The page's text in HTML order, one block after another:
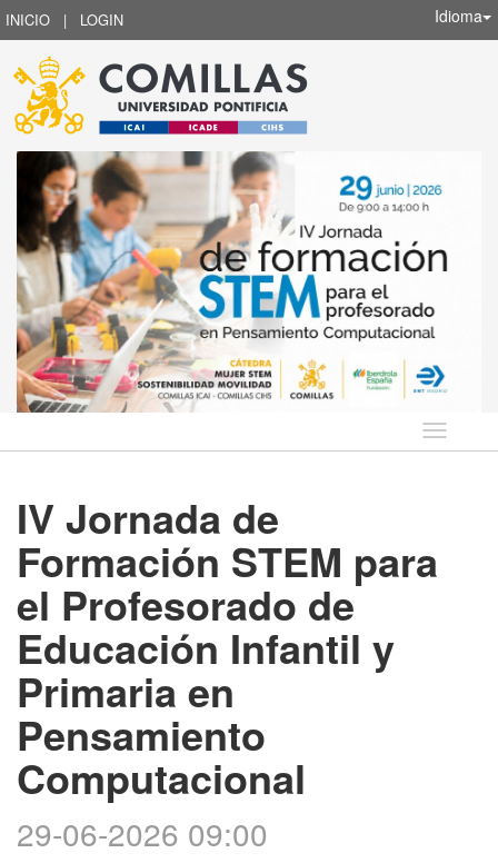
INICIO | LOGIN Idioma
Idioma
IV Jornada de
Formación STEM para
el Profesorado de
Educación Infantil y
Primaria en
Pensamiento
Computacional
29-06-2026 09:00